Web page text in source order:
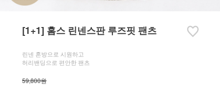
[1+1] 홈스 린넨스판 루즈핏 팬츠
린넨 혼방으로 시원하고
허리밴딩으로 편안한 팬츠
59,800원